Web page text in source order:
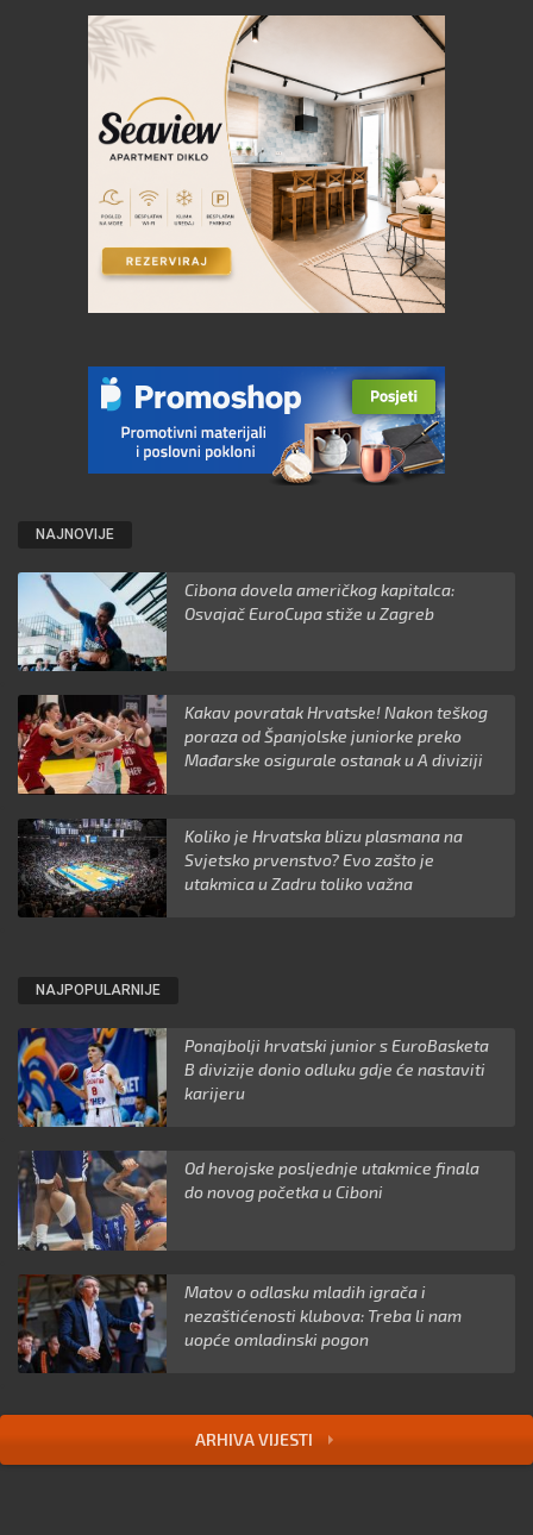
NAJNOVIJE
Cibona dovela američkog kapitalca:
Osvajač EuroCupa stiže u Zagreb
Kakav povratak Hrvatske! Nakon teškog
poraza od Španjolske juniorke preko
Mađarske osigurale ostanak u A diviziji
Koliko je Hrvatska blizu plasmana na
Svjetsko prvenstvo? Evo zašto je
utakmica u Zadru toliko važna
NAJPOPULARNIJE
Ponajbolji hrvatski junior s EuroBasketa
B divizije donio odluku gdje će nastaviti
karijeru
Od herojske posljednje utakmice finala
do novog početka u Ciboni
Matov o odlasku mladih igrača i
nezaštićenosti klubova: Treba li nam
uopće omladinski pogon
ARHIVA VIJESTI